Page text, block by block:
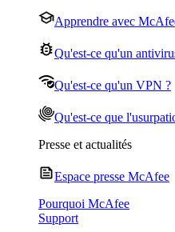
Apprendre avec
Qu'est-ce qu'un
Qu'est-ce qu'un VPN ?
Qu'est-ce que
Presse et actualités
Espace presse McAfee
Pourquoi McAfee
Support